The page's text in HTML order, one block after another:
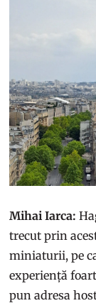
Mihai Iarca:
trecut prin
miniaturii, pe
experiență
pun adresa